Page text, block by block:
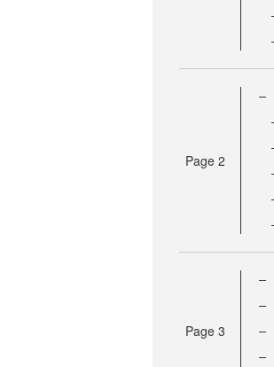
Page 2
Page 3